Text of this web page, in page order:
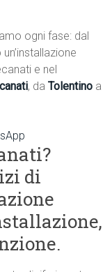
ogni fase: dal
e nel
, daTolentino a
di